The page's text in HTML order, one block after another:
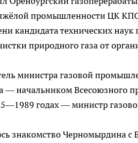
промышленности ЦК
кандидата технических
природного газа от
министра газовой
— начальником Всесоюзного
годах — министр
знакомство Черномырдина